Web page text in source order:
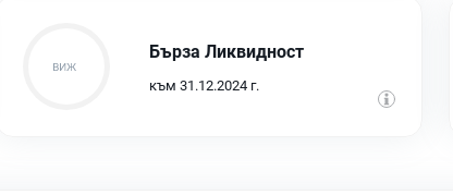
Бърза Ликвидност
към 31.12.2024 г.